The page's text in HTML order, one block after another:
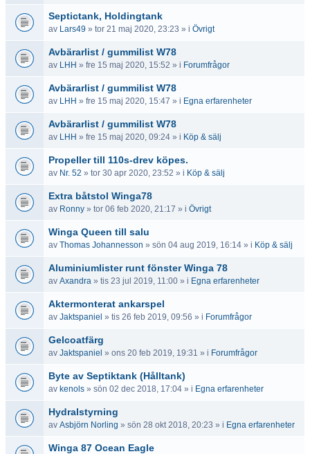
Septictank, Holdingtank
av Lars49 » tor 21 maj 2020, 23:23 » i Övrigt
Avbärarlist / gummilist W78
av LHH » fre 15 maj 2020, 15:52 » i Forumfrågor
Avbärarlist / gummilist W78
av LHH » fre 15 maj 2020, 15:47 » i Egna erfarenheter
Avbärarlist / gummilist W78
av LHH » fre 15 maj 2020, 09:24 » i Köp & sälj
Propeller till 110s-drev köpes.
av Nr. 52 » tor 30 apr 2020, 23:52 » i Köp & sälj
Extra båtstol Winga78
av Ronny » tor 06 feb 2020, 21:17 » i Övrigt
Winga Queen till salu
av Thomas Johannesson » sön 04 aug 2019, 16:14 » i Köp & sälj
Aluminiumlister runt fönster Winga 78
av Axandra » tis 23 jul 2019, 11:00 » i Egna erfarenheter
Aktermonterat ankarspel
av Jaktspaniel » tis 26 feb 2019, 09:56 » i Forumfrågor
Gelcoatfärg
av Jaktspaniel » ons 20 feb 2019, 19:31 » i Forumfrågor
Byte av Septiktank (Hålltank)
av kenols » sön 02 dec 2018, 17:04 » i Egna erfarenheter
Hydralstyrning
av Asbjörn Norling » sön 28 okt 2018, 20:23 » i Egna erfarenheter
Winga 87 Ocean Eagle